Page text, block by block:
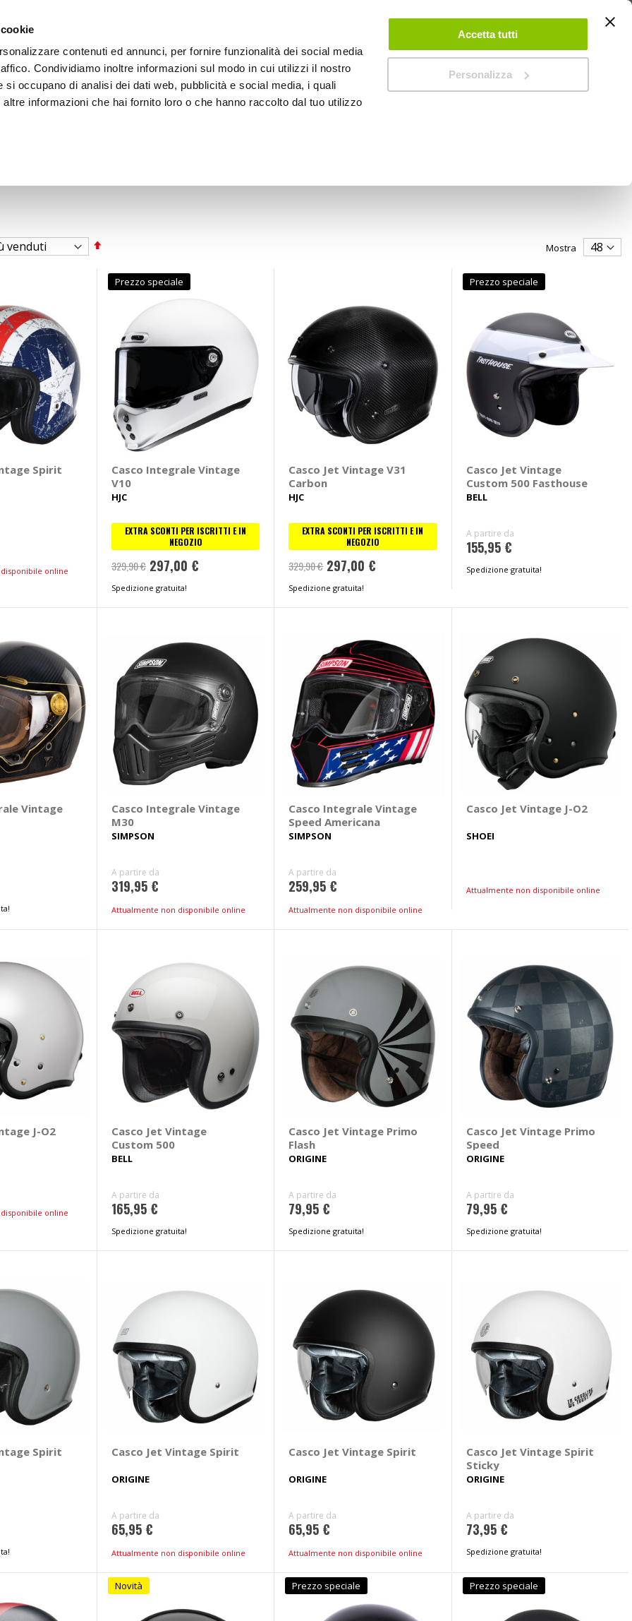
contenuti ed annunci, per fornire funzionalità dei social media
Condividiamo inoltre informazioni sul modo in cui utilizzi il nostro
si occupano di analisi dei dati web, pubblicità e social media, i quali
informazioni che hai fornito loro o che hanno raccolto dal tuo utilizzo
Accetta tutti
Personalizza
CONTATTACI NEGOZI IL MIO NEGOZIO
Imposta
decrescente
Mostra
Spirit
online
Prezzo speciale
Casco Integrale Vintage
V10
HJC
EXTRA SCONTI PER ISCRITTI E IN
NEGOZIO
329,90 € 297,00 €
Spedizione gratuita!
Casco Jet Vintage V31
Carbon
HJC
EXTRA SCONTI PER ISCRITTI E IN
NEGOZIO
329,90 € 297,00 €
Spedizione gratuita!
Prezzo speciale
Casco Jet Vintage
Custom 500 Fasthouse
BELL
A partire da
155,95 €
Spedizione gratuita!
Vintage
Casco Integrale Vintage
M30
SIMPSON
A partire da
319,95 €
Attualmente non disponibile online
Casco Integrale Vintage
Speed Americana
SIMPSON
A partire da
259,95 €
Attualmente non disponibile online
Casco Jet Vintage J-O2
SHOEI
Attualmente non disponibile online
J-O2
online
Casco Jet Vintage
Custom 500
BELL
A partire da
165,95 €
Spedizione gratuita!
Casco Jet Vintage Primo
Flash
ORIGINE
A partire da
79,95 €
Spedizione gratuita!
Casco Jet Vintage Primo
Speed
ORIGINE
A partire da
79,95 €
Spedizione gratuita!
Spirit Casco Jet Vintage Spirit
ORIGINE
A partire da
65,95 €
Attualmente non disponibile online
Casco Jet Vintage Spirit
ORIGINE
A partire da
65,95 €
Attualmente non disponibile online
Casco Jet Vintage Spirit
Sticky
ORIGINE
A partire da
73,95 €
Spedizione gratuita!
Novità Prezzo speciale Prezzo speciale